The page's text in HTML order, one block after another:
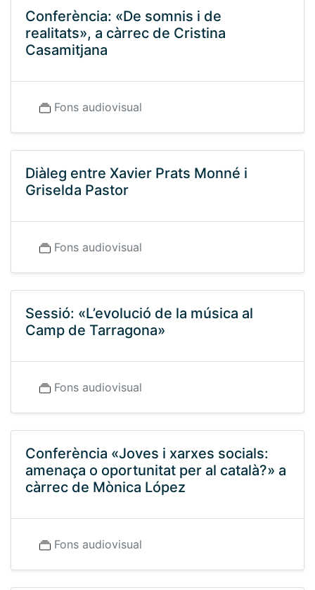
Conferència: «De somnis i de
realitats», a càrrec de Cristina
Casamitjana
Fons audiovisual
Diàleg entre Xavier Prats Monné i
Griselda Pastor
Fons audiovisual
Sessió: «L’evolució de la música al
Camp de Tarragona»
Fons audiovisual
Conferència «Joves i xarxes socials:
amenaça o oportunitat per al català?» a
càrrec de Mònica López
Fons audiovisual